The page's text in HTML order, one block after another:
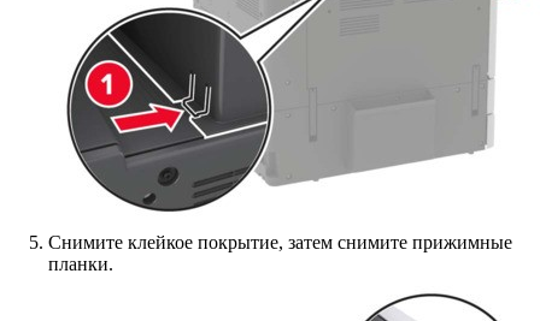
Снимите клейкое покрытие, затем снимите прижимные
планки.